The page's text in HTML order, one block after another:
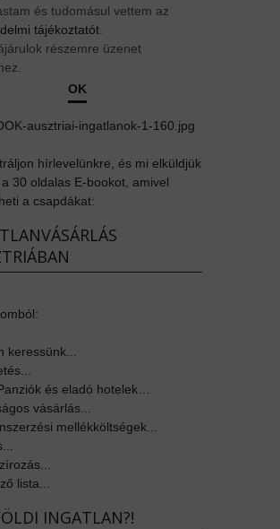
és tudomásul vettem az
tájékoztatót
részemre üzenet
OK
hírlevelünkre, és mi elküldjük
30 oldalas E-bookot, amivel
a csapdákat:
keressünk...
és eladó hotelek…
vásárlás...
mellékköltségek...
lista...
INGATLAN?!